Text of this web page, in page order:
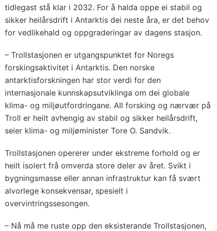
tidlegast stå klar i 2032. For å halda oppe ei stabil og
sikker heilårsdrift i Antarktis dei neste åra, er det behov
for vedlikehald og oppgraderingar av dagens stasjon.
– Trollstasjonen er utgangspunktet for Noregs
forskingsaktivitet i Antarktis. Den norske
antarktisforskningen har stor verdi for den
internasjonale kunnskapsutviklinga om dei globale
klima- og miljøutfordringane. All forsking og nærvær på
Troll er heilt avhengig av stabil og sikker heilårsdrift,
seier klima- og miljøminister Tore O. Sandvik.
Trollstasjonen opererer under ekstreme forhold og er
heilt isolert frå omverda store deler av året. Svikt i
bygningsmasse eller annan infrastruktur kan få svært
alvorlege konsekvensar, spesielt i
overvintringssesongen.
– Nå må me ruste opp den eksisterande Trollstasjonen,